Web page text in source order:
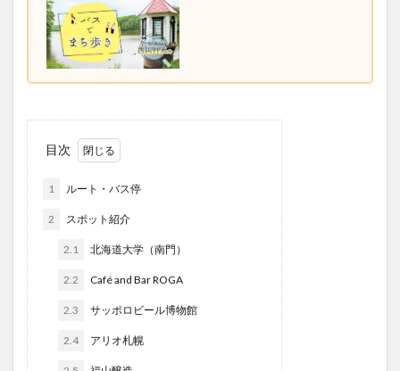
目次
1 ルート・バス停
2 スポット紹介
2.1 北海道大学（南門）
2.2 Café and Bar ROGA
2.3 サッポロビール博物館
2.4 アリオ札幌